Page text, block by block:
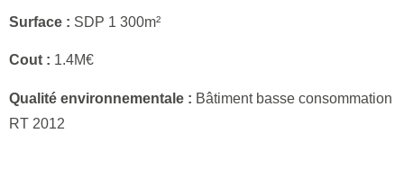
Surface : SDP 1 300m²
Cout : 1.4M€
Qualité environnementale : Bâtiment basse consommation
RT 2012